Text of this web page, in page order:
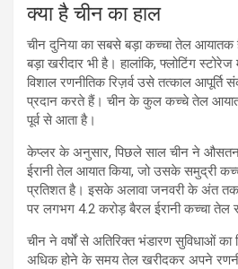
क्या है चीन का हाल
चीन दुनिया का सबसे बड़ा कच्चा तेल
बड़ा खरीदार भी है। हालांकि, फ्लोटिंग
विशाल रणनीतिक रिज़र्व उसे तत्काल
प्रदान करते हैं। चीन के कुल कच्चे तेल
पूर्व से आता है।
केप्लर के अनुसार, पिछले साल चीन ने औसतन
ईरानी तेल आयात किया, जो उसके समुद्री
प्रतिशत है। इसके अलावा जनवरी के अंत तक
पर लगभग 4.2 करोड़ बैरल ईरानी कच्चा तेल
चीन ने वर्षों से अतिरिक्त भंडारण सुविधाओं का
अधिक होने के समय तेल खरीदकर अपने